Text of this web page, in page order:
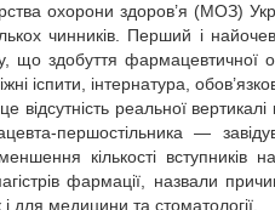
охорони здоров’я (МОЗ)
чинників. Перший і
що здобуття фармацевтичної
іспити, інтернатура,
реальної
першостільника —
кількості вступників
фармації, назвали
медицини та стоматології.